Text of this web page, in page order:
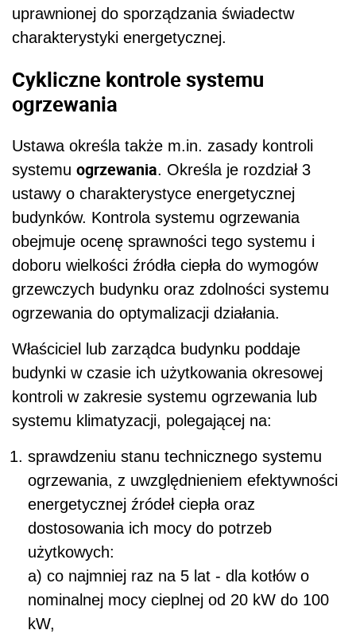
uprawnionej do sporządzania świadectw
charakterystyki energetycznej.
Cykliczne kontrole systemu
ogrzewania
Ustawa określa także m.in. zasady kontroli
systemu ogrzewania. Określa je rozdział 3
ustawy o charakterystyce energetycznej
budynków. Kontrola systemu ogrzewania
obejmuje ocenę sprawności tego systemu i
doboru wielkości źródła ciepła do wymogów
grzewczych budynku oraz zdolności systemu
ogrzewania do optymalizacji działania.
Właściciel lub zarządca budynku poddaje
budynki w czasie ich użytkowania okresowej
kontroli w zakresie systemu ogrzewania lub
systemu klimatyzacji, polegającej na:
sprawdzeniu stanu technicznego systemu
ogrzewania, z uwzględnieniem efektywności
energetycznej źródeł ciepła oraz
dostosowania ich mocy do potrzeb
użytkowych:
a) co najmniej raz na 5 lat - dla kotłów o
nominalnej mocy cieplnej od 20 kW do 100
kW,